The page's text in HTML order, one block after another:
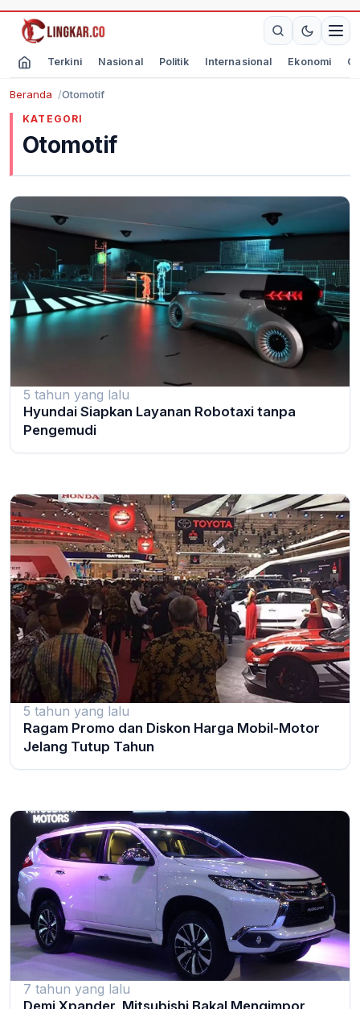
Terkini Nasional Politik Internasional Ekonomi
Beranda Otomotif
KATEGORI
Otomotif
5 tahun yang lalu
Hyundai Siapkan Layanan Robotaxi tanpa
Pengemudi
5 tahun yang lalu
Ragam Promo dan Diskon Harga Mobil-Motor
Jelang Tutup Tahun
7 tahun yang lalu
Demi Xpander, Mitsubishi Bakal Mengimpor